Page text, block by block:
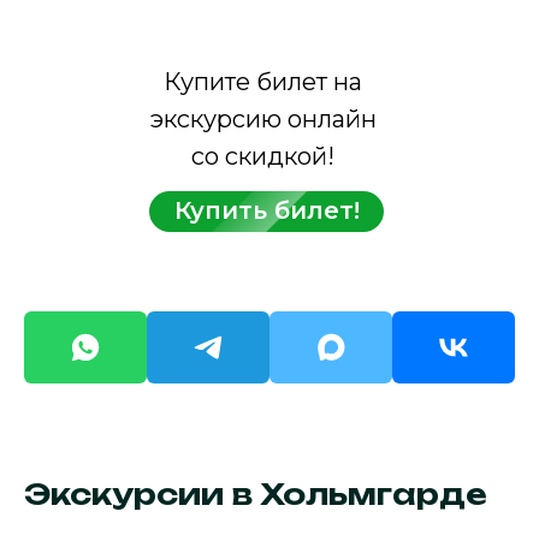
Купите билет на
экскурсию онлайн
со скидкой!
Купить билет!
Экскурсии в Хольмгарде